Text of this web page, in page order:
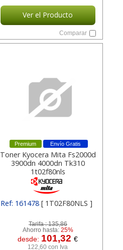
Ver el Producto
Comparar
Envío Gratis
Premium
Toner Kyocera Mita Fs2000d
3900dn 4000dn Tk310
1t02f80nls
Ref: 161478[ 1T02F80NLS ]
Tarifa :135,86
Ahorro hasta: 25%
desde: 101,32€
122,60 con Iva